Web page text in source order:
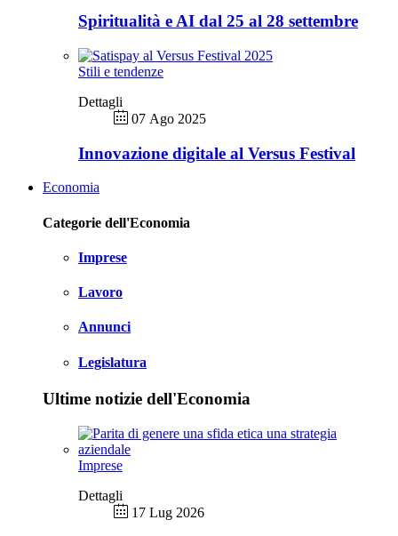
Spiritualità e AI dal 25 al 28 settembre
Stili e tendenze
Dettagli
07 Ago 2025
Innovazione digitale al Versus Festival
Economia
Categorie dell'Economia
Imprese
Lavoro
Annunci
Legislatura
Ultime notizie dell'Economia
Imprese
Dettagli
17 Lug 2026